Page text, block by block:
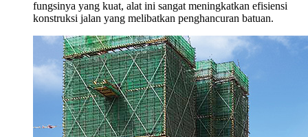
fungsinya yang kuat, alat ini sangat meningkatkan efisiensi
konstruksi jalan yang melibatkan penghancuran batuan.